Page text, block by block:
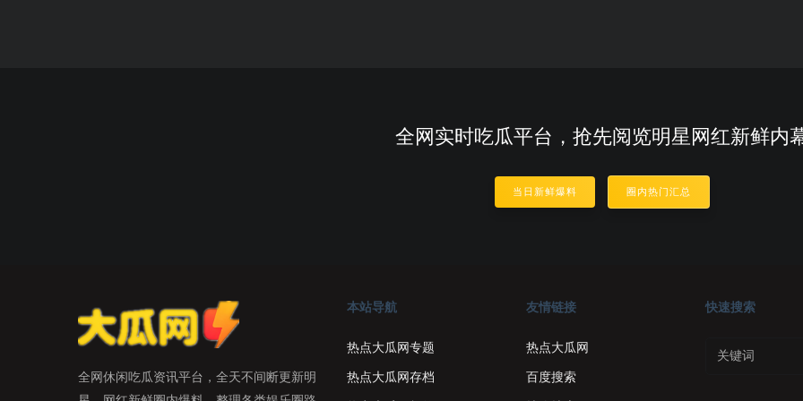
全网实时吃瓜平台，抢先阅览明星网红新鲜内
当日新鲜爆料 圈内热门汇总
全网休闲吃瓜资讯平台，全天不间断更新明
本站导航
热点大瓜网专题
热点大瓜网存档
友情链接
热点大瓜网
百度搜索
快速搜索